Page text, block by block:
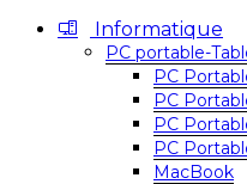
Informatique
PC portable-
PC
PC
PC
PC
MacBook